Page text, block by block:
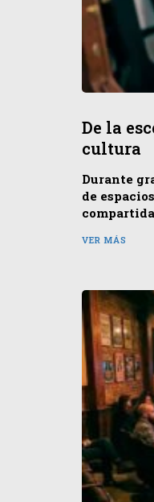
De la
cultura
Durante
de
VER MÁS